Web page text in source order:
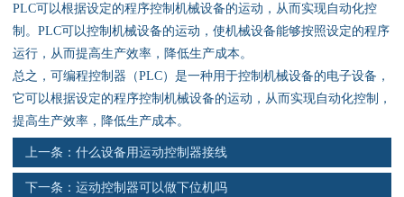
技术资讯
公司动态
PLC可以根据设定的程序控制机械设备的运动，从而实现自动化控
制。PLC可以控制机械设备的运动，使机械设备能够按照设定的程序
运行，从而提高生产效率，降低生产成本。
总之，可编程控制器（PLC）是一种用于控制机械设备的电子设备，
它可以根据设定的程序控制机械设备的运动，从而实现自动化控制，
提高生产效率，降低生产成本。
上一条： 什么设备用运动控制器接线
下一条： 运动控制器可以做下位机吗